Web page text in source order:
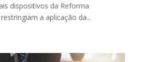
dispositivos da Reforma
a aplicação da...